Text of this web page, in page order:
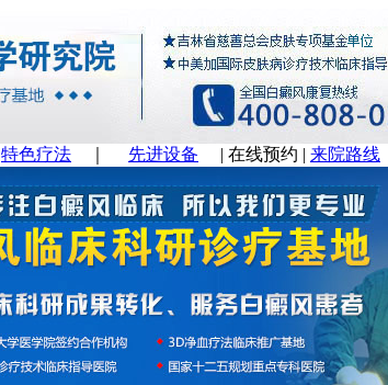
特色疗法 先进设备 | 在线预约 | 来院路线